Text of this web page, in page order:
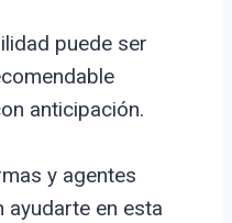
puede ser
anticipación.
y agentes
ayudarte en esta